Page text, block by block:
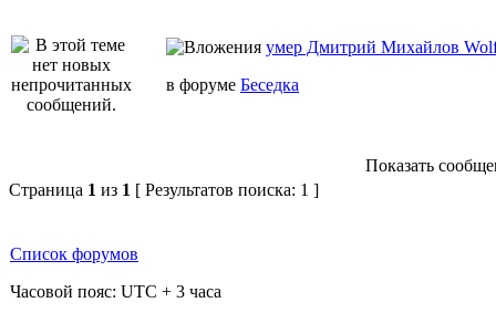
умер Дмитрий Михайлов
в форуме Беседка
Показать
Страница 1 из 1 [ Результатов поиска: 1 ]
Список форумов
Часовой пояс: UTC + 3 часа